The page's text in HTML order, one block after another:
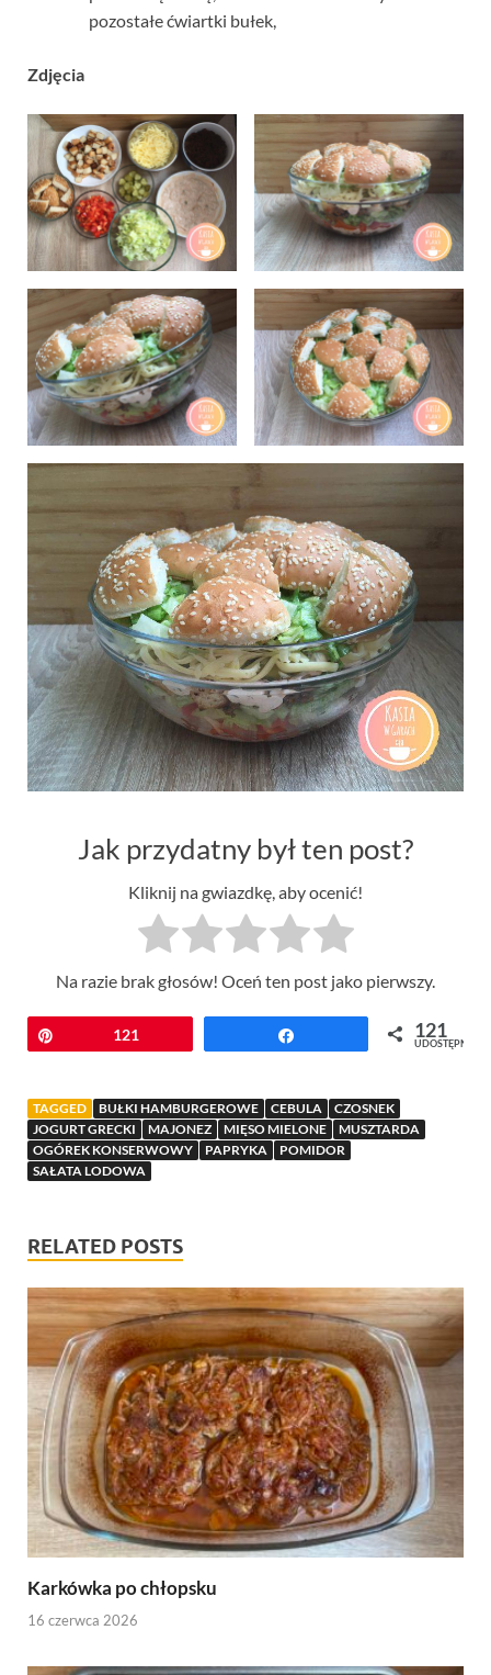
pozostałe ćwiartki bułek,
Zdjęcia
Jak przydatny był ten post?
Kliknij na gwiazdkę, aby ocenić!
Na razie brak głosów! Oceń ten post jako pierwszy.
Przypnij121 121
UDOSTĘPNIEŃ
TAGGED BUŁKI HAMBURGEROWE CEBULA
CZOSNEK
JOGURT GRECKI
MAJONEZ MIĘSO MIELONE
MUSZTARDA
OGÓREK KONSERWOWY
PAPRYKA
POMIDOR
SAŁATA LODOWA
RELATED POSTS
Karkówka po chłopsku
16 czerwca 2026